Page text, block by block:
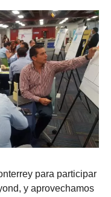
para participar
y aprovechamos